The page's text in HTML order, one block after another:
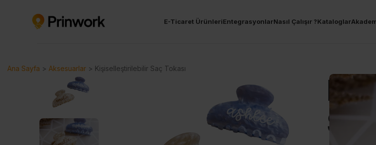
E-Ticaret ÜrünleriEntegrasyonlarNasıl Çalışır ?Kataloglar
Ana Sayfa > Aksesuarlar > Kişiselleştirilebilir Saç Tokası